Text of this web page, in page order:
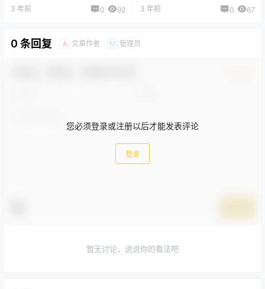
3 年前 0 92 3 年前 0 67
0 条回复 A 文章作者 M 管理员
您必须登录或注册以后才能发表评论
登录
暂无讨论，说说你的看法吧